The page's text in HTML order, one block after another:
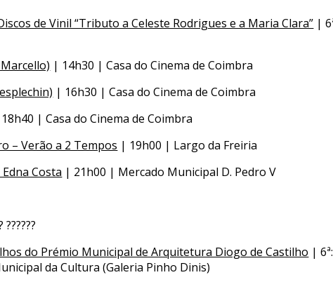
de Vinil “Tributo a Celeste Rodrigues e a Maria Clara” |
| 14h30 | Casa do Cinema de Coimbra
| 16h30 | Casa do Cinema de Coimbra
| Casa do Cinema de Coimbra
– Verão a 2 Tempos | 19h00 | Largo da Freiria
Costa | 21h00 | Mercado Municipal D. Pedro V
??????
do Prémio Municipal de Arquitetura Diogo de Castilho |
da Cultura (Galeria Pinho Dinis)